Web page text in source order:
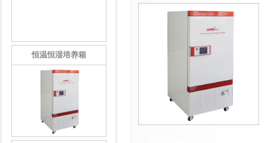
恒温恒湿培养箱